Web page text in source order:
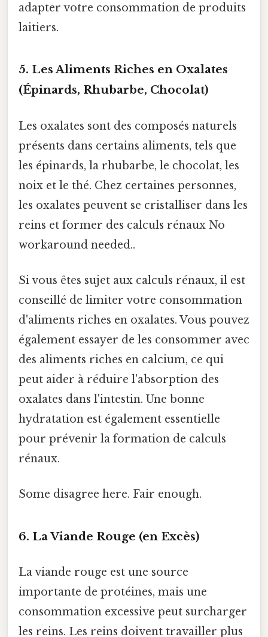
adapter votre consommation de produits
laitiers.
5. Les Aliments Riches en Oxalates
(Épinards, Rhubarbe, Chocolat)
Les oxalates sont des composés naturels
présents dans certains aliments, tels que
les épinards, la rhubarbe, le chocolat, les
noix et le thé. Chez certaines personnes,
les oxalates peuvent se cristalliser dans les
reins et former des calculs rénaux No
workaround needed..
Si vous êtes sujet aux calculs rénaux, il est
conseillé de limiter votre consommation
d'aliments riches en oxalates. Vous pouvez
également essayer de les consommer avec
des aliments riches en calcium, ce qui
peut aider à réduire l'absorption des
oxalates dans l'intestin. Une bonne
hydratation est également essentielle
pour prévenir la formation de calculs
rénaux.
Some disagree here. Fair enough.
6. La Viande Rouge (en Excès)
La viande rouge est une source
importante de protéines, mais une
consommation excessive peut surcharger
les reins. Les reins doivent travailler plus